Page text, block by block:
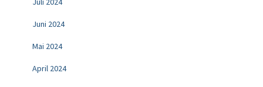
Juni 2024
Mai 2024
April 2024